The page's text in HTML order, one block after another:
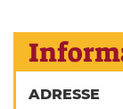
ADRESSE